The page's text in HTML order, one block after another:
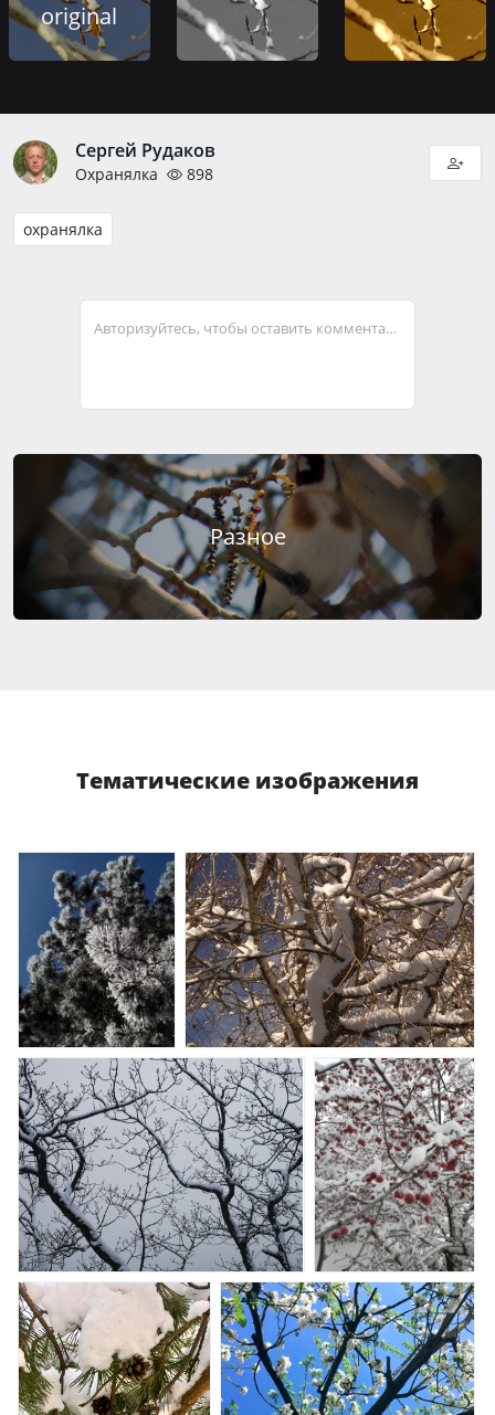
original
Сергей Рудаков
Охранялка 898
охранялка
Авторизуйтесь, чтобы оставить комментарий
Разное
Тематические изображения